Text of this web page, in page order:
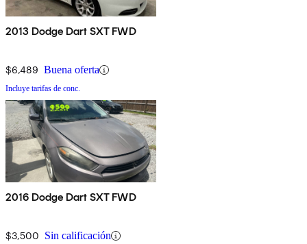
2013 Dodge Dart SXT FWD
$6,489 Buena oferta
Incluye tarifas de conc.
2016 Dodge Dart SXT FWD
$3,500 Sin calificación